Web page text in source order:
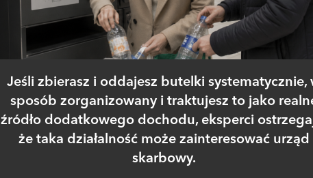
Jeśli zbierasz i oddajesz butelki systematycznie,
sposób zorganizowany i traktujesz to jako
źródło dodatkowego dochodu, eksperci
że taka działalność może zainteresować urząd
skarbowy.